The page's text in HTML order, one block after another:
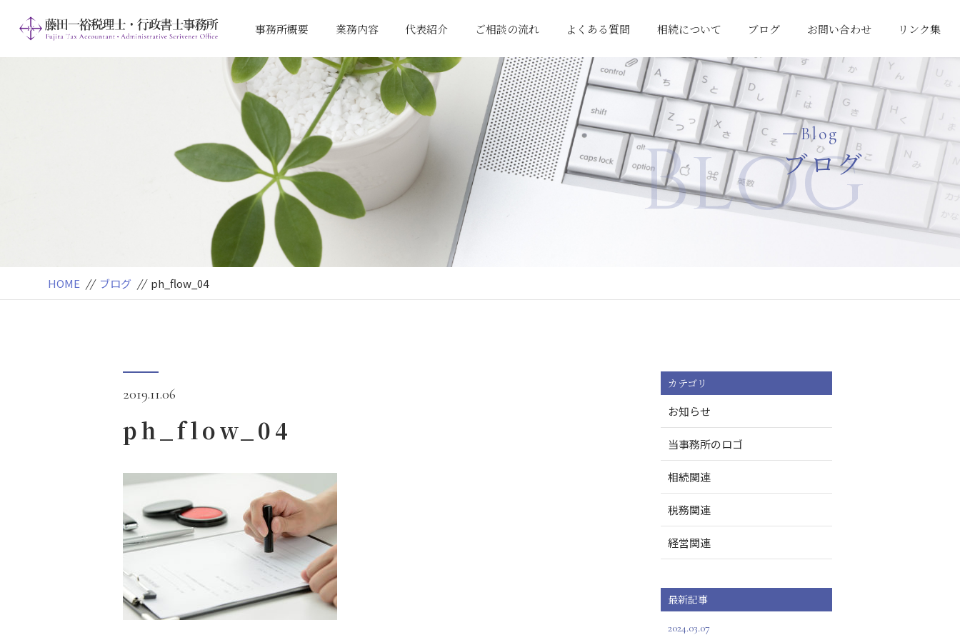
事務所概要
業務内容
代表紹介
ご相談の流れ
よくある質問
相続について
ブログ お問い合わせ リンク集
Blog
ブログ
Blog
HOME // ブログ // ph_flow_04
2019.11.06
ph_flow_04
カテゴリ
お知らせ
当事務所のロゴ
相続関連
税務関連
経営関連
最新記事
2024.03.07